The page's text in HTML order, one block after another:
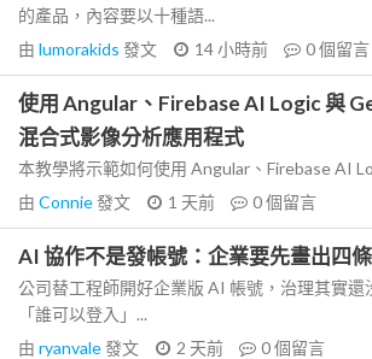
的產品，內容要以十種語...
由 lumorakids 發文 14 小時前 0個留言
使用 Angular、Firebase AI Logic 與
混合式影像分析應用程式
本教學將示範如何使用 Angular、Firebase AI
由 Connie發文 1 天前 0個留言
AI 協作不是發帳號：企業要先畫出四
公司替工程師開好企業版 AI 帳號，治理其實還
「誰可以登入」...
由 ryanvale發文 2 天前 0個留言